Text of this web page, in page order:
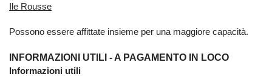
Ile Rousse
Possono essere affittate insieme per una maggiore capacità.
INFORMAZIONI UTILI - A PAGAMENTO IN LOCO
Informazioni utili